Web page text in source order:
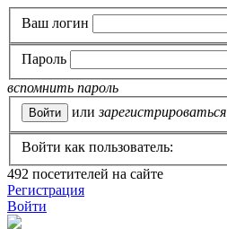
Ваш логин
Пароль
вспомнить пароль
или зарегистрироваться
Войти как пользователь:
492 посетителей на сайте
Регистрация
Войти